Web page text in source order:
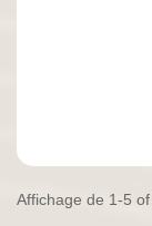
Affichage de 1-5